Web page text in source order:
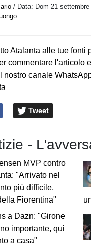
/ Data: Dom 21
Atalanta alle tue fonti
commentare l'articolo
nostro canale
Tweet
-
MVP contro
"Arrivato nel
più difficile,
Fiorentina"
a Dazn: "Girone
importante, qui
a casa"